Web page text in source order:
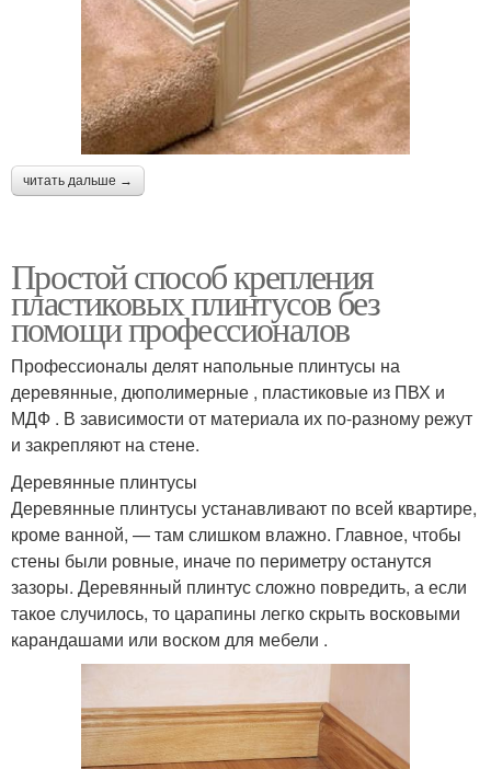
читать дальше →
Простой способ крепления
пластиковых плинтусов без
помощи профессионалов
Профессионалы делят напольные плинтусы на
деревянные, дюполимерные , пластиковые из ПВХ и
МДФ . В зависимости от материала их по-разному режут
и закрепляют на стене.
Деревянные плинтусы
Деревянные плинтусы устанавливают по всей квартире,
кроме ванной, — там слишком влажно. Главное, чтобы
стены были ровные, иначе по периметру останутся
зазоры. Деревянный плинтус сложно повредить, а если
такое случилось, то царапины легко скрыть восковыми
карандашами или воском для мебели .